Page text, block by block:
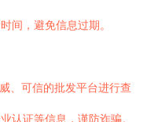
间，避免信息过期。
、可信的批发平台进行查
认证等信息，谨防诈骗。